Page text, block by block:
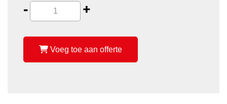
- +
Voeg toe aan offerte